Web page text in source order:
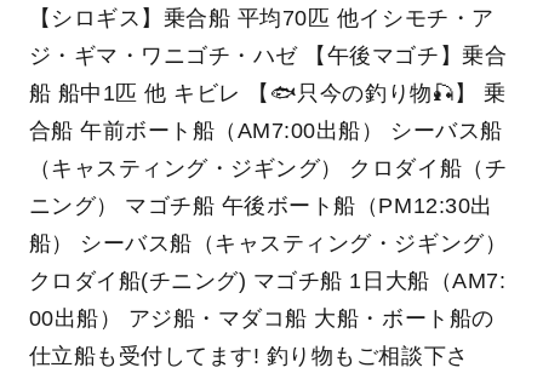
【シロギス】乗合船 平均70匹 他イシモチ・ア
ジ・ギマ・ワニゴチ・ハゼ 【午後マゴチ】乗合
船 船中1匹 他 キビレ 【🐟只今の釣り物🎣】 乗
合船 午前ボート船（AM7:00出船） シーバス船
（キャスティング・ジギング） クロダイ船（チ
ニング） マゴチ船 午後ボート船（PM12:30出
船） シーバス船（キャスティング・ジギング）
クロダイ船(チニング) マゴチ船 1日大船（AM7:
00出船） アジ船・マダコ船 大船・ボート船の
仕立船も受付してます! 釣り物もご相談下さ